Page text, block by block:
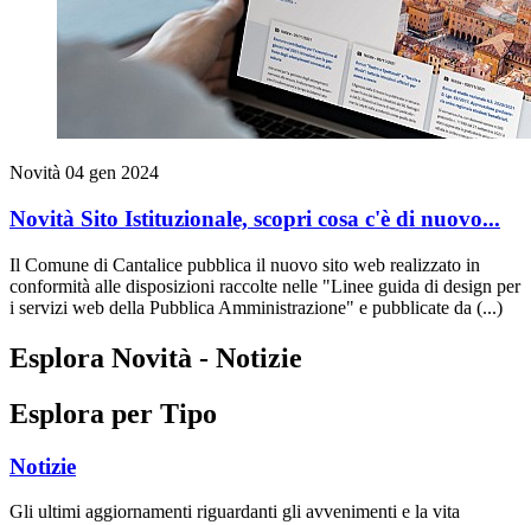
Novità 04 gen 2024
Novità Sito Istituzionale, scopri cosa c'è di nuovo...
Il Comune di Cantalice pubblica il nuovo sito web realizzato in
conformità alle disposizioni raccolte nelle "Linee guida di design per
i servizi web della Pubblica Amministrazione" e pubblicate da (...)
Esplora Novità - Notizie
Esplora per Tipo
Notizie
Gli ultimi aggiornamenti riguardanti gli avvenimenti e la vita